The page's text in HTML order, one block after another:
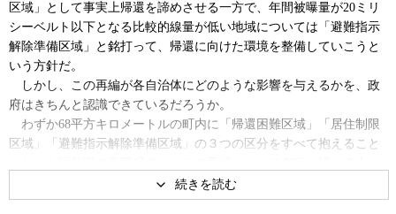
区域」として事実上帰還を諦めさせる一方で、年間被曝量が20ミリ
シーベルト以下となる比較的線量が低い地域については「避難指示
解除準備区域」と銘打って、帰還に向けた環境を整備していこうと
いう方針だ。
しかし、この再編が各自治体にどのような影響を与えるかを、政
府はきちんと認識できているだろうか。
わずか68平方キロメートルの町内に「帰還困難区域」「居住制限
区域」「避難指示解除準備区域」の３つの区分をすべて抱えること
帰れない人の間で地域社会が分断される恐れが現実のものとなって
いる。それぞれ固有の事情を抱え、全国47都道府県に離散しながら